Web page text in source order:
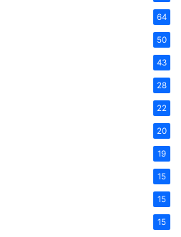
64
50
43
28
22
20
19
15
15
15